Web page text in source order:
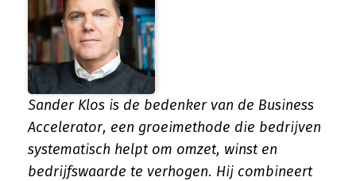
Sander Klos is de bedenker van de Business
Accelerator, een groeimethode die bedrijven
systematisch helpt om omzet, winst en
bedrijfswaarde te verhogen. Hij combineert